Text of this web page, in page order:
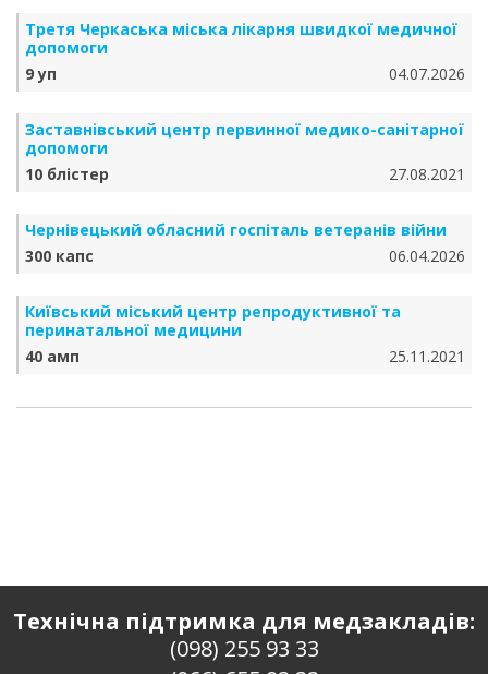
Третя Черкаська міська лікарня швидкої медичної
допомоги
9 уп
04.07.2026
Заставнівський центр первинної медико-санітарної
допомоги
10 блістер
27.08.2021
Чернівецький обласний госпіталь ветеранів війни
300 капс
06.04.2026
Київський міський центр репродуктивної та
перинатальної медицини
40 амп
25.11.2021
Технічна підтримка для медзакладів:
(098) 255 93 33